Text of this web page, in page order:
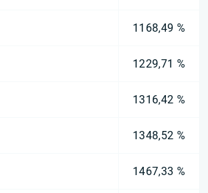
1168,49 %
1229,71 %
1316,42 %
1348,52 %
1467,33 %